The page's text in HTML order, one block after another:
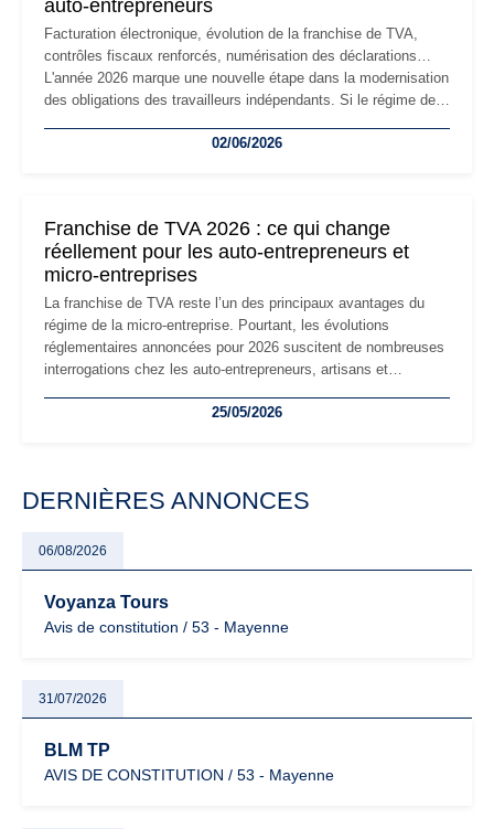
auto-entrepreneurs
Facturation électronique, évolution de la franchise de TVA,
contrôles fiscaux renforcés, numérisation des déclarations…
L'année 2026 marque une nouvelle étape dans la modernisation
des obligations des travailleurs indépendants. Si le régime de
les auto-entrepreneurs devront s'adapter à un environnement
02/06/2026
Franchise de TVA 2026 : ce qui change
réellement pour les auto-entrepreneurs et
micro-entreprises
La franchise de TVA reste l’un des principaux avantages du
régime de la micro-entreprise. Pourtant, les évolutions
réglementaires annoncées pour 2026 suscitent de nombreuses
interrogations chez les auto-entrepreneurs, artisans et
facturation ou risque de bascule vers la TVA : les règles
25/05/2026
DERNIÈRES ANNONCES
06/08/2026
Voyanza Tours
Avis de constitution / 53 - Mayenne
31/07/2026
BLM TP
AVIS DE CONSTITUTION / 53 - Mayenne